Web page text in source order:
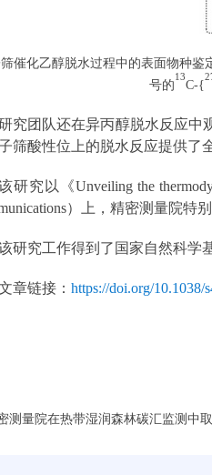
催化乙醇脱水过程中的表面物种鉴
号的
13
C-{
究团队还在异丙醇脱水反应中
筛酸性位上的脱水反应提供了
研究以《Unveiling the
）上，精密测量院特
研究工作得到了国家自然科学
章链接： https://doi.org/10.1038/
测量院在热带湿润森林碳汇监测中